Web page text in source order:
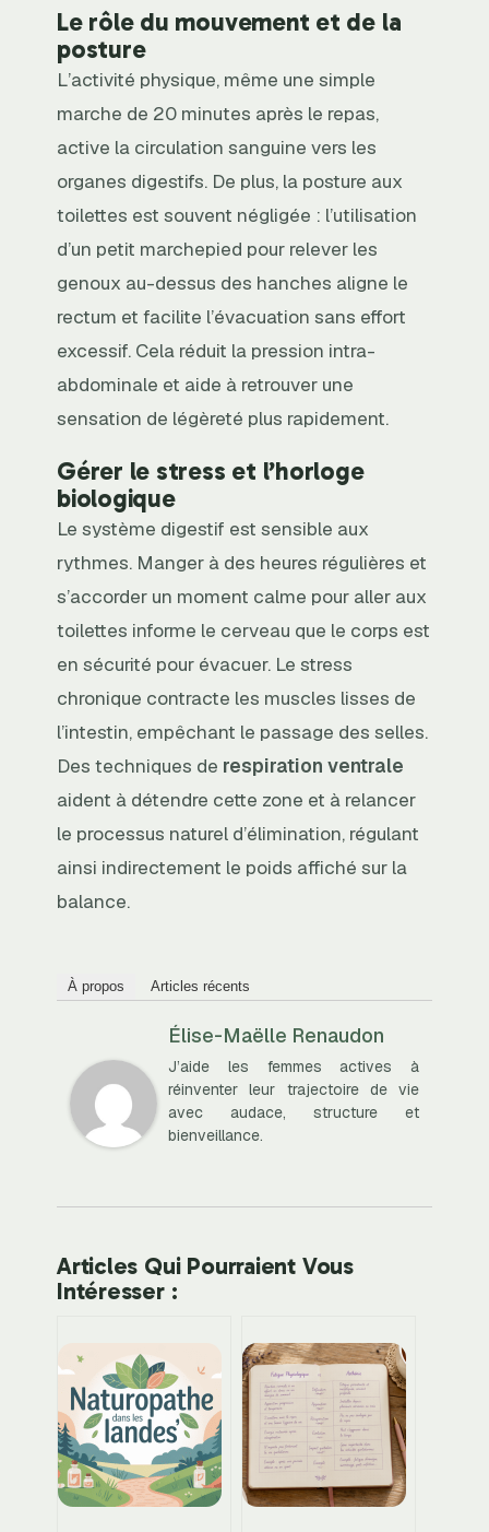
Le rôle du mouvement et de la
posture
L’activité physique, même une simple
marche de 20 minutes après le repas,
active la circulation sanguine vers les
organes digestifs. De plus, la posture aux
toilettes est souvent négligée : l’utilisation
d’un petit marchepied pour relever les
genoux au-dessus des hanches aligne le
rectum et facilite l’évacuation sans effort
excessif. Cela réduit la pression intra-
abdominale et aide à retrouver une
sensation de légèreté plus rapidement.
Gérer le stress et l’horloge
biologique
Le système digestif est sensible aux
rythmes. Manger à des heures régulières et
s’accorder un moment calme pour aller aux
toilettes informe le cerveau que le corps est
en sécurité pour évacuer. Le stress
chronique contracte les muscles lisses de
l’intestin, empêchant le passage des selles.
Des techniques de respiration ventrale
aident à détendre cette zone et à relancer
le processus naturel d’élimination, régulant
ainsi indirectement le poids affiché sur la
balance.
À propos Articles récents
Élise-Maëlle Renaudon
J’aide les femmes actives à
réinventer leur trajectoire de vie
avec audace, structure et
bienveillance.
Articles Qui Pourraient Vous
Intéresser :